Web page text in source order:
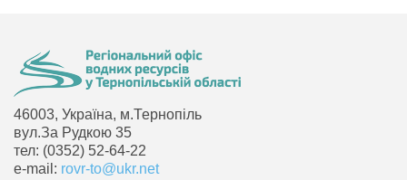
46003, Україна, м.Тернопіль
вул.За Рудкою 35
тел: (0352) 52-64-22
e-mail: rovr-to@ukr.net